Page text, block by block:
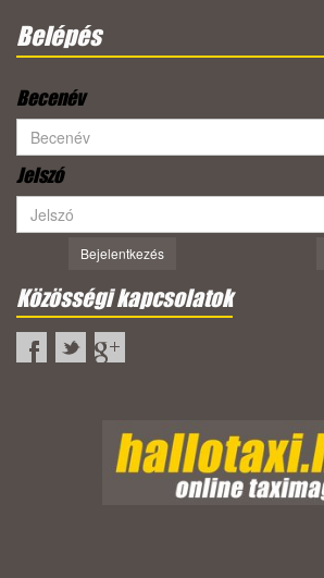
Belépés
Becenév
Jelszó
Bejelentkezés
Közösségi kapcsolatok